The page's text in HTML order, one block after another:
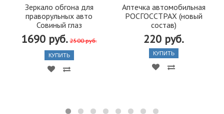
Зеркало обгона для
праворульных авто
Совиный глаз
1690 руб. 2500 руб.
КУПИТЬ
Аптечка автомобильная
РОСГОССТРАХ (новый
состав)
220 руб.
КУПИТЬ